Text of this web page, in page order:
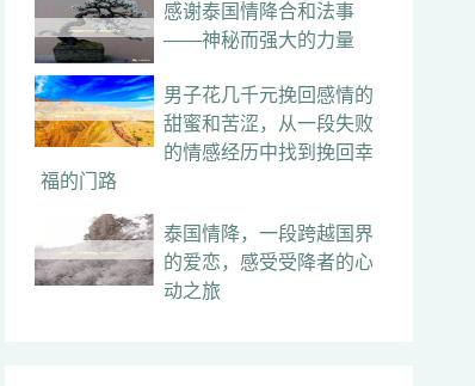
感谢泰国情降合和法事
——神秘而强大的力量
男子花几千元挽回感情的
甜蜜和苦涩，从一段失败
的情感经历中找到挽回幸
福的门路
泰国情降，一段跨越国界
的爱恋，感受受降者的心
动之旅